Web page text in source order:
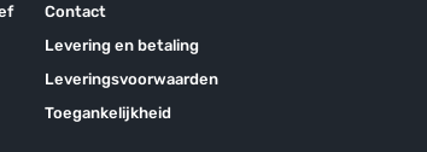
Contact
Levering en betaling
Leveringsvoorwaarden
Toegankelijkheid